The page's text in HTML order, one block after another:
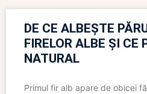
DE CE ALBEȘTE
FIRELOR ALBE ȘI CE
NATURAL
Primul fir alb apare de obicei